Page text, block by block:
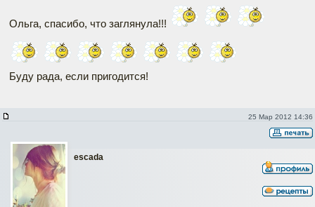
Ольга, спасибо, что заглянула!!!
Буду рада, если пригодится!
25 Мар 2012 14:36
escada